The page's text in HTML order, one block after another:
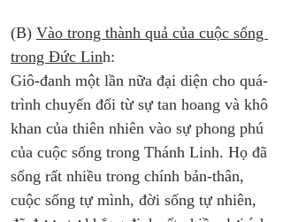
(B) Vào trong thành quả của cuộc sống
trong Đức Linh:
Giô-đanh một lần nữa đại diện cho quá-
trình chuyển đổi từ sự tan hoang và khô
khan của thiên nhiên vào sự phong phú
của cuộc sống trong Thánh Linh. Họ đã
sống rất nhiều trong chính bản-thân,
cuộc sống tự mình, đời sống tự nhiên,